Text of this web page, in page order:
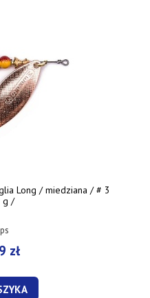
Long / miedziana / # 3
g /
zł